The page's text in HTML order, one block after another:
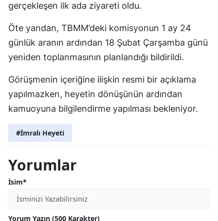
gerçekleşen ilk ada ziyareti oldu.
Öte yandan, TBMM’deki komisyonun 1 ay 24
günlük aranın ardından 18 Şubat Çarşamba günü
yeniden toplanmasının planlandığı bildirildi.
Görüşmenin içeriğine ilişkin resmi bir açıklama
yapılmazken, heyetin dönüşünün ardından
kamuoyuna bilgilendirme yapılması bekleniyor.
#İmralı Heyeti
Yorumlar
İsim*
Yorum Yazın (500 Karakter)